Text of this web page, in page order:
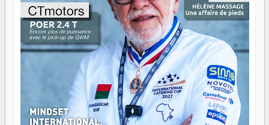
n'importe quel manuel. À Madagascar, la barque avance.
Il faut juste s'assurer que tout le monde rame dans le
même sens.